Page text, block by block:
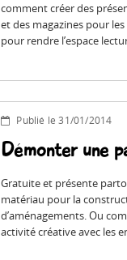
comment créer des
et des magazines pour
pour rendre l’espace
Publié le 31/01/2014
Démonter une
Gratuite et présente
matériau pour la
d’aménagements. Ou
activité créative avec les